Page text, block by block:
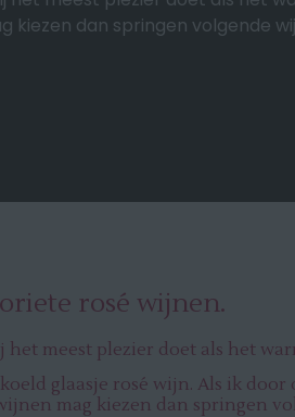
kiezen dan springen volgende
rosé wijnen.
het meest plezier doet als het
glaasje rosé wijn. Als ik
mag kiezen dan springen